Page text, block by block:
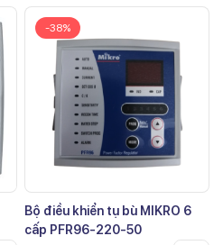
-38%
Bộ điều khiển tụ bù MIKRO 6
cấp PFR96-220-50